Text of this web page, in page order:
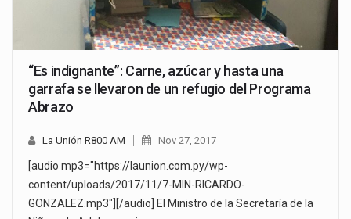
“Es indignante”: Carne, azúcar y hasta una
garrafa se llevaron de un refugio del Programa
Abrazo
La Unión R800 AM Nov 27, 2017
[audio mp3="https://launion.com.py/wp-
content/uploads/2017/11/7-MIN-RICARDO-
GONZALEZ.mp3"][/audio] El Ministro de la Secretaría de la